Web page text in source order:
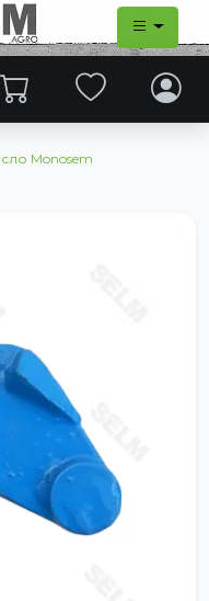
Monosem